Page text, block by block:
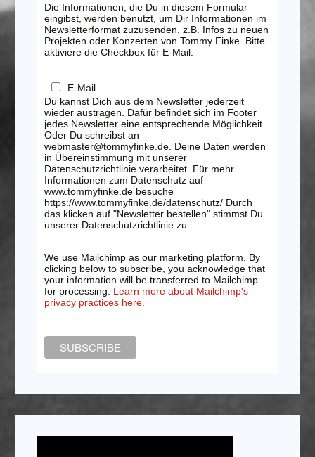
Die Informationen, die Du in diesem Formular
eingibst, werden benutzt, um Dir Informationen im
Newsletterformat zuzusenden, z.B. Infos zu neuen
Projekten oder Konzerten von Tommy Finke. Bitte
aktiviere die Checkbox für E-Mail:
E-Mail
Du kannst Dich aus dem Newsletter jederzeit
wieder austragen. Dafür befindet sich im Footer
jedes Newsletter eine entsprechende Möglichkeit.
Oder Du schreibst an
webmaster@tommyfinke.de. Deine Daten werden
in Übereinstimmung mit unserer
Datenschutzrichtlinie verarbeitet. Für mehr
Informationen zum Datenschutz auf
www.tommyfinke.de besuche
https://www.tommyfinke.de/datenschutz/ Durch
das klicken auf "Newsletter bestellen" stimmst Du
unserer Datenschutzrichtlinie zu.
We use Mailchimp as our marketing platform. By
clicking below to subscribe, you acknowledge that
your information will be transferred to Mailchimp
for processing. Learn more about Mailchimp's
privacy practices here.